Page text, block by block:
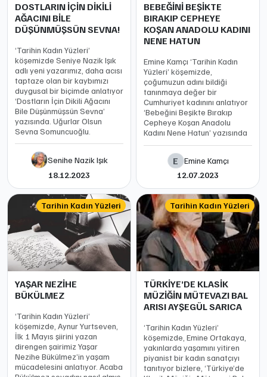
DOSTLARIN İÇİN DİKİLİ
AĞACINI BİLE
DÜŞÜNMÜŞSÜN SEVNA!
‘Tarihin Kadın Yüzleri’
köşemizde Seniye Nazik Işık
adlı yeni yazarımız, daha acısı
taptaze olan bir kaybımızı
duygusal bir biçimde anlatıyor
‘Dostların İçin Dikili Ağacını
Bile Düşünmüşsün Sevna’
yazısında. Uğurlar Olsun
Sevna Somuncuoğlu.
Senihe Nazik Işık
18.12.2023
BEBEĞİNİ BEŞİKTE
BIRAKIP CEPHEYE
KOŞAN ANADOLU KADINI
NENE HATUN
Emine Kamçı ‘Tarihin Kadın
Yüzleri’ köşemizde,
çoğumuzun adını bildiği
tanınmaya değer bir
Cumhuriyet kadınını anlatıyor
‘Bebeğini Beşikte Bırakıp
Cepheye Koşan Anadolu
Kadını Nene Hatun’ yazısında
E
Emine Kamçı
12.07.2023
Tarihin Kadın Yüzleri
YAŞAR NEZİHE
BÜKÜLMEZ
‘Tarihin Kadın Yüzleri’
köşemizde, Aynur Yurtseven,
İlk 1 Mayıs şiirini yazan
direngen şairimiz Yaşar
Nezihe Bükülmez’in yaşam
mücadelesini anlatıyor. Acaba
Tarihin Kadın Yüzleri
TÜRKİYE’DE KLASİK
MÜZİĞİN MÜTEVAZI BAL
ARISI AYŞEGÜL SARICA
‘Tarihin Kadın Yüzleri’
köşemizde, Emine Ortakaya,
yakınlarda yaşamını yitiren
piyanist bir kadın sanatçıyı
tanıtıyor bizlere, ‘Türkiye’de